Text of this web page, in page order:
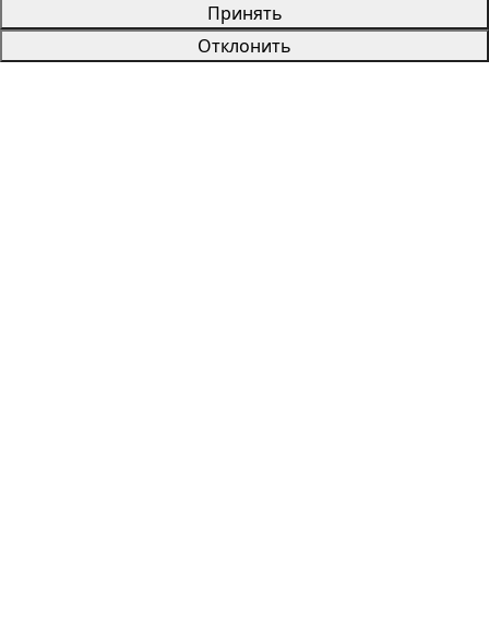
Принять
Отклонить